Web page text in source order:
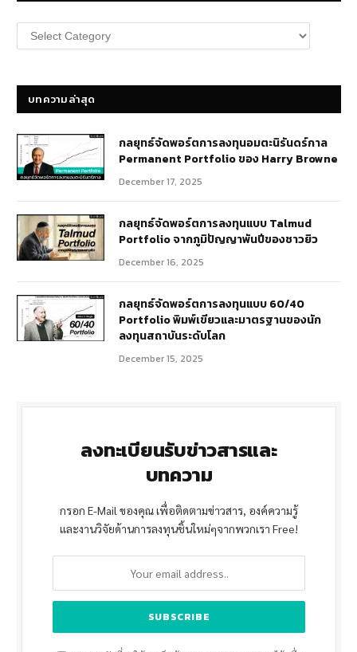
หมวด
หมู่
บทความล่าสุด
กลยุทธ์​จัดพอร์ตการลงทุนอมตะนิรันดร์กาล
Permanent Portfolio ของ Harry Browne
December 17, 2025
กลยุทธ์จัดพอร์ตการลงทุนแบบ Talmud
Portfolio จากภูมิปัญญาพันปีของชาวยิว
December 16, 2025
กลยุทธ์จัดพอร์ตการลงทุนแบบ 60/40
Portfolio พิมพ์เขียวและมาตรฐานของนัก
ลงทุนสถาบันระดับโลก
December 15, 2025
ลงทะเบียนรับข่าวสารและ
บทความ
กรอก E-Mail ของคุณ เพื่อติดตามข่าวสาร, องค์ความรู้
และงานวิจัยด้านการลงทุนชิ้นใหม่ๆจากพวกเรา Free!